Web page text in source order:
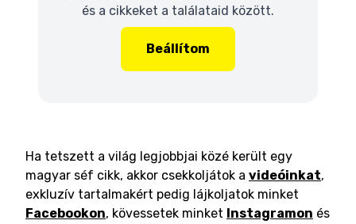
és a cikkeket a találataid között.
Beállítom
Ha tetszett a világ legjobbjai közé került egy
magyar séf cikk, akkor csekkoljátok a videóinkat,
exkluzív tartalmakért pedig lájkoljatok minket
Facebookon, kövessetek minket Instagramon és